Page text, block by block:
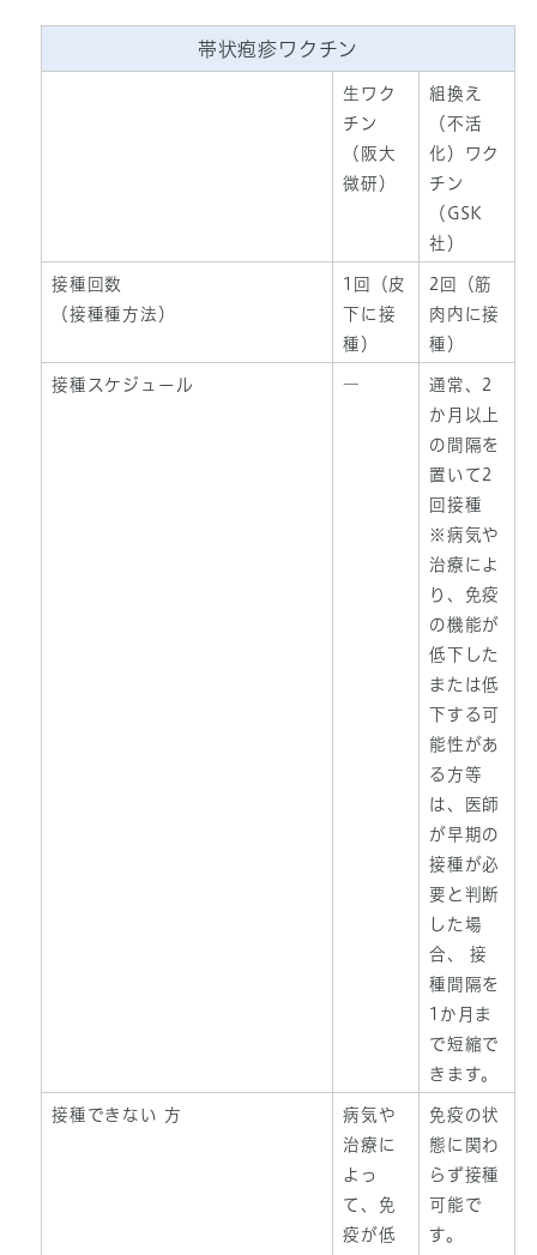
帯状疱疹ワクチン
生ワク
チン
（阪大
微研）
組換え
（不活
化）ワク
チン
（GSK
社）
接種回数
（接種種方法）
1回（皮
下に接
種）
2回（筋
肉内に接
種）
接種スケジュール ―
通常、2
か月以上
の間隔を
置いて2
回接種
※病気や
治療によ
り、免疫
の機能が
低下した
または低
下する可
能性があ
る方等
は、医師
が早期の
接種が必
要と判断
した場
合、 接
種間隔を
1か月ま
で短縮で
きます。
接種できない 方
病気や
治療に
よっ
て、免
疫が低
免疫の状
態に関わ
らず接種
可能で
す。